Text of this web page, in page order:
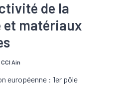
de la
et matériaux
CCI Ain
européenne : 1er pôle